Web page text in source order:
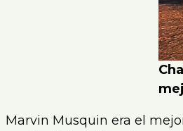
Marvin Musquin era el